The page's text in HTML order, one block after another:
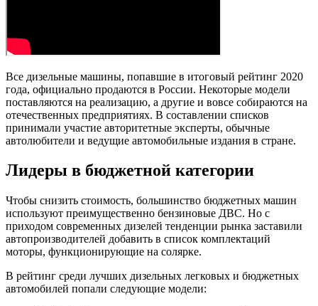
Все дизельные машины, попавшие в итоговый рейтинг 2020
года, официально продаются в России. Некоторые модели
поставляются на реализацию, а другие и вовсе собираются на
отечественных предприятиях. В составлении списков
принимали участие авторитетные эксперты, обычные
автолюбители и ведущие автомобильные издания в стране.
Лидеры в бюджетной категории
Чтобы снизить стоимость, большинство бюджетных машин
используют преимущественно бензиновые ДВС. Но с
приходом современных дизелей тенденции рынка заставили
автопроизводителей добавить в список комплектаций
моторы, функционирующие на солярке.
В рейтинг среди лучших дизельных легковых и бюджетных
автомобилей попали следующие модели: